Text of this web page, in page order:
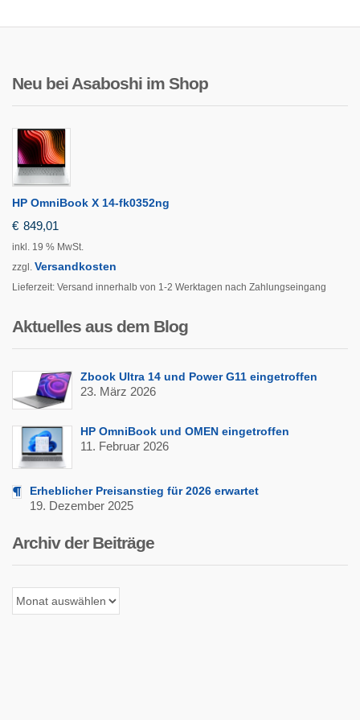
Neu bei Asaboshi im Shop
HP OmniBook X 14-fk0352ng
€ 849,01
inkl. 19 % MwSt.
zzgl. Versandkosten
Lieferzeit: Versand innerhalb von 1-2 Werktagen nach Zahlungseingang
Aktuelles aus dem Blog
Zbook Ultra 14 und Power G11 eingetroffen
23. März 2026
HP OmniBook und OMEN eingetroffen
11. Februar 2026
Erheblicher Preisanstieg für 2026 erwartet
19. Dezember 2025
Archiv der Beiträge
Archiv
der